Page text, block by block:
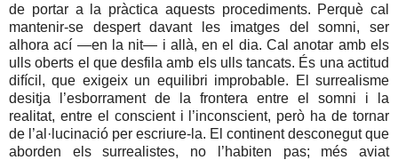
de portar a la pràctica aquests procediments. Perquè cal
mantenir-se despert davant les imatges del somni, ser
alhora ací —en la nit— i allà, en el dia. Cal anotar amb els
ulls oberts el que desfila amb els ulls tancats. És una actitud
difícil, que exigeix un equilibri improbable. El surrealisme
desitja l’esborrament de la frontera entre el somni i la
realitat, entre el conscient i l’inconscient, però ha de tornar
de l’al·lucinació per escriure-la. El continent desconegut que
aborden els surrealistes, no l’habiten pas; més aviat